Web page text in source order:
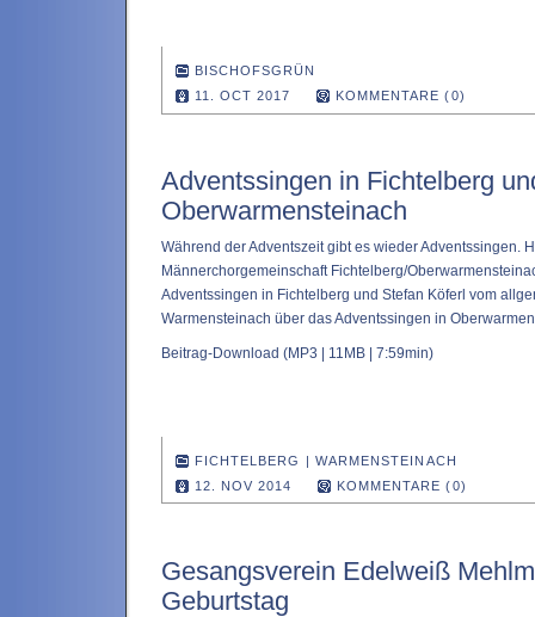
BISCHOFSGRÜN
11. OCT 2017
KOMMENTARE (0)
Adventssingen in Fichtelberg
Oberwarmensteinach
Während der Adventszeit gibt es wieder Adventssingen.
Männerchorgemeinschaft Fichtelberg/
Adventssingen in Fichtelberg und Stefan Köferl vom
Warmensteinach über das Adventssingen in
Beitrag-Download (MP3 | 11MB | 7:59min)
FICHTELBERG | WARMENSTEINACH
12. NOV 2014
KOMMENTARE (0)
Gesangsverein Edelweiß
Geburtstag